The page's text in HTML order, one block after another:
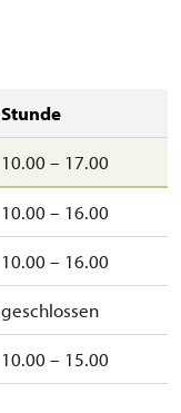
Stunde
10.00 – 17.00
10.00 – 16.00
10.00 – 16.00
geschlossen
10.00 – 15.00